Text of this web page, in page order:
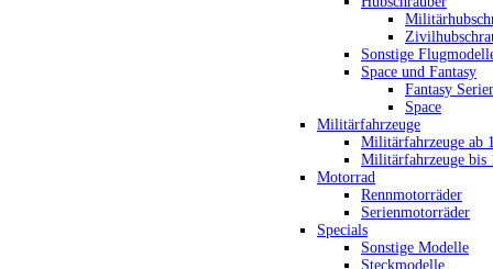
Sonstige
Space und Fantasy
Fantasy
Space
Militärfahrzeuge
Militärfahrzeuge ab
Militärfahrzeuge bis
Motorrad
Rennmotorräder
Serienmotorräder
Specials
Sonstige Modelle
Steckmodelle